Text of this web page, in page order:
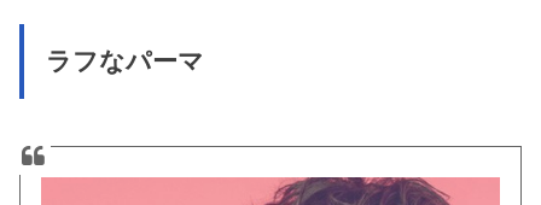
ラフなパーマ